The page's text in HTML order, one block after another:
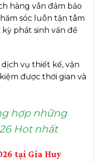
hàng vẫn đảm bảo
sóc luôn tận tâm
phát sinh vấn đề
dịch vụ thiết kế, vận
được thời gian và
hợp những
Hot nhất
tại Gia Huy